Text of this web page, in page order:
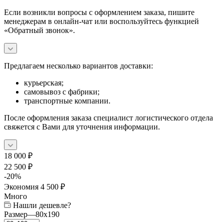
Если возникли вопросы с оформлением заказа, пишите
менеджерам в онлайн-чат или воспользуйтесь функцией
«Обратный звонок».
Предлагаем несколько вариантов доставки:
курьерская;
самовывоз с фабрики;
транспортные компании.
После оформления заказа специалист логистического отдела
свяжется с Вами для уточнения информации.
18 000 ₽
22 500 ₽
-20%
Экономия 4 500 ₽
Много
Нашли дешевле?
Размер—80x190